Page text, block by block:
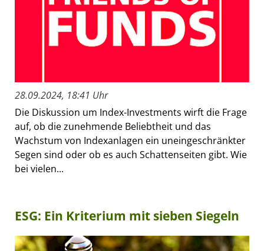
28.09.2024, 18:41 Uhr
Die Diskussion um Index-Investments wirft die Frage
auf, ob die zunehmende Beliebtheit und das
Wachstum von Indexanlagen ein uneingeschränkter
Segen sind oder ob es auch Schattenseiten gibt. Wie
bei vielen...
ESG: Ein Kriterium mit sieben Siegeln